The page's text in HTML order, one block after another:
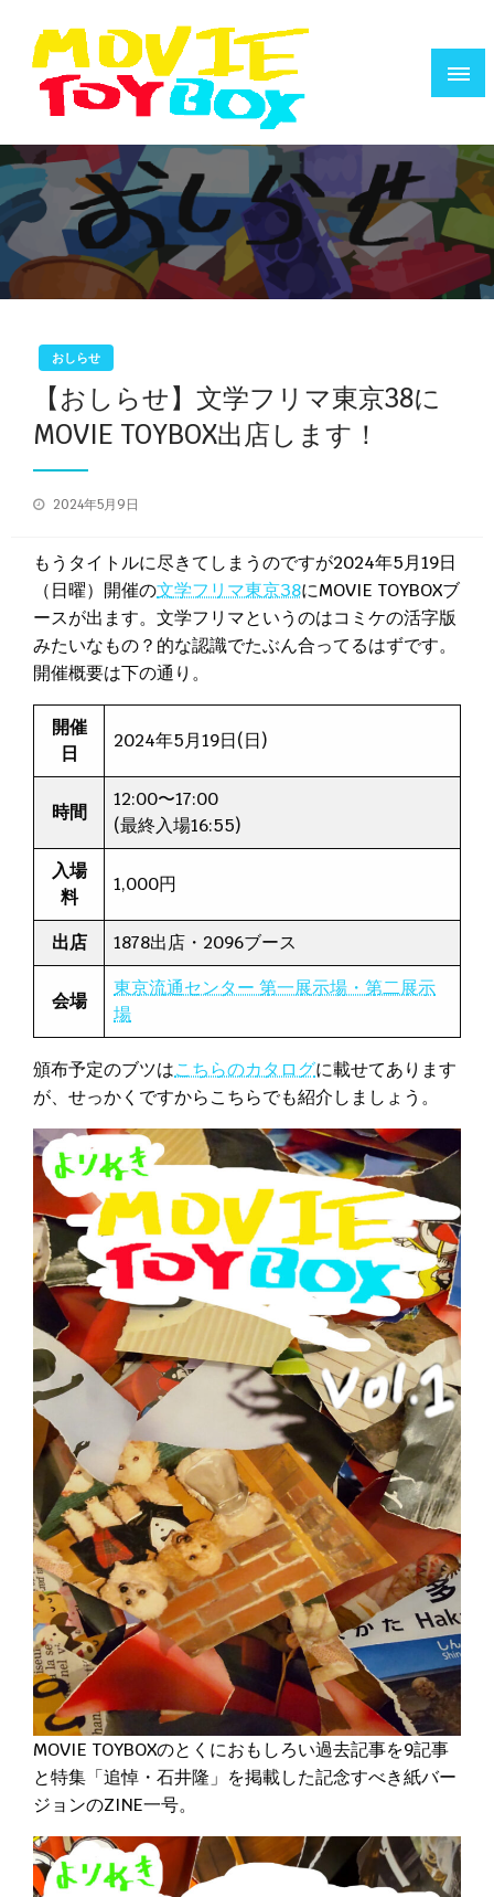
へ
ス
キ
ッ
プ
MOVIE TOYBOX
映画で遊ぶ人のためのウェブZINE
おしらせ
【おしらせ】文学フリマ東京38に
MOVIE TOYBOX出店します！
投
2024年5月9日
もうタイトルに尽きてしまうのですが2024年5月19日
（日曜）開催の文学フリマ東京38にMOVIE TOYBOXブ
ースが出ます。文学フリマというのはコミケの活字版
みたいなもの？的な認識でたぶん合ってるはずです。
開催概要は下の通り。
開催
日
2024年5月19日(日)
時間
12:00〜17:00
(最終入場16:55)
入場
料
1,000円
出店 1878出店・2096ブース
会場
東京流通センター 第一展示場・第二展示
場
頒布予定のブツはこちらのカタログに載せてあります
が、せっかくですからこちらでも紹介しましょう。
MOVIE TOYBOXのとくにおもしろい過去記事を9記事
と特集「追悼・石井隆」を掲載した記念すべき紙バー
ジョンのZINE一号。